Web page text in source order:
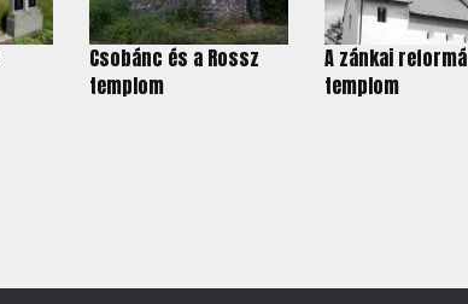
Csobánc és a Rossz
templom
A zánkai
templom